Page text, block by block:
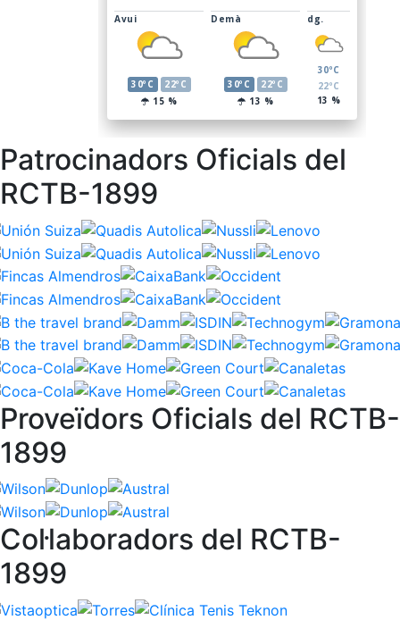
Patrocinadors Oficials del
RCTB-1899
Proveïdors Oficials del RCTB-
1899
Col·laboradors del RCTB-
1899